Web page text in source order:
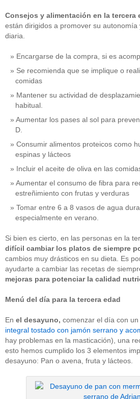
Consejos y alimentación en la tercera
están dirigidos a promover su autonomía
diaria.
Encargarse de la compra, si es
Se recomienda que se implique o
comidas
Mantener su actividad de
habitual.
Aumentar los pases al sol para
D.
Consumir alimentos proteicos como
espinas y lácteos
Incluir el aceite de oliva en las
Aumentar el consumo de fibra para
estreñimiento con frutas y verduras
Tomar entre 6 a 8 vasos de agua
especialmente en verano.
Si bien es cierto, en las personas en la
difícil cambiar los platos de siempre
cambios muy drásticos en su dieta. Es
ayudarte a cambiar las recetas de
mejoras para potenciar la calidad
Menú del día para la tercera edad
En el desayuno, comenzar el día con
integral tostado con jamón serrano y
hay problemas en la masticación), una
esto hemos cumplido los 3 elementos
desayuno: Pan o avena, fruta y lácteos.